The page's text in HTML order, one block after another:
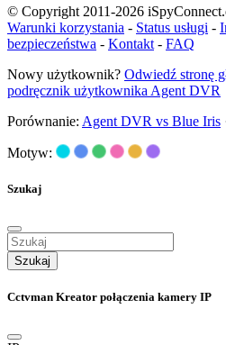
© Copyright 2011-2026
Warunki korzystania - Status usługi -
bezpieczeństwa - Kontakt - FAQ
Nowy użytkownik? Odwiedź stronę
podręcznik użytkownika Agent DVR
Porównanie: Agent DVR vs Blue Iris
Motyw:
Szukaj
Szukaj
Cctvman Kreator połączenia kamery IP